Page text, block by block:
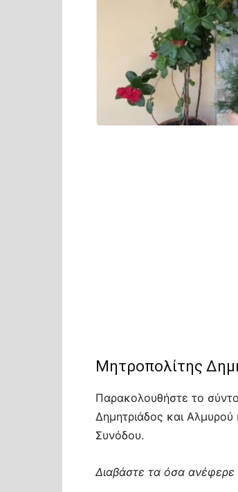
Μητροπολίτης
Παρακολουθήστε το
Δημητριάδος και Αλμυρού
Συνόδου.
Διαβάστε τα όσα ανέφερε